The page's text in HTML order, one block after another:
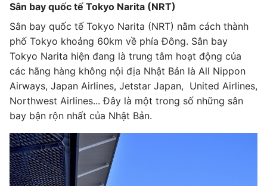
Sân bay quốc tế Tokyo Narita (NRT)
Sân bay quốc tế Tokyo Narita (NRT) nằm cách thành
phố Tokyo khoảng 60km về phía Đông. Sân bay
Tokyo Narita hiện đang là trung tâm hoạt động của
các hãng hàng không nội địa Nhật Bản là All Nippon
Airways, Japan Airlines, Jetstar Japan, United Airlines,
Northwest Airlines... Đây là một trong số những sân
bay bận rộn nhất của Nhật Bản.